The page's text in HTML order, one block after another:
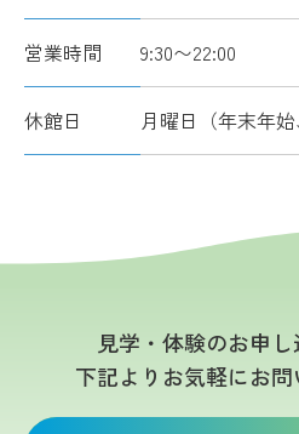
営業時間 9:30〜22:00
休館日 月曜日（年末年始
見学・体験のお申
下記よりお気軽にお